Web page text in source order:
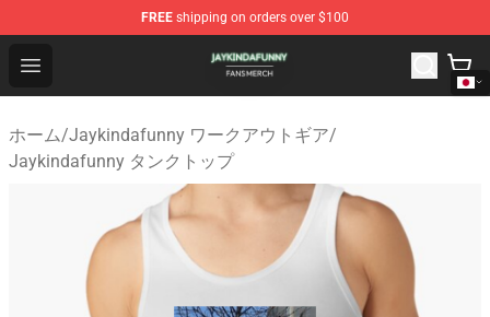
FREE shipping on orders over $100
Open menu
Jaykindafunny Shop - Official Jaykindafunny
ホーム/Jaykindafunny ワークアウトギア/
Jaykindafunny タンクトップ